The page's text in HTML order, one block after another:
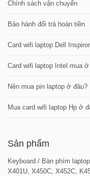
Chính sách vận chuyển
Bảo hành đổi trả hoàn tiền
Card wifi laptop Dell
Card wifi laptop Intel mua
Nên mua pin laptop ở đâu?
Mua card wifi laptop Hp ở
Sản phẩm
Keyboard / Bàn phím
X401U, X450C, X452C,